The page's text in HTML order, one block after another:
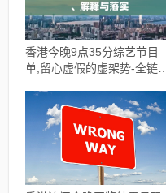
香港今晚9点35分综艺节目
单,留心虚假的虚架势-全链释